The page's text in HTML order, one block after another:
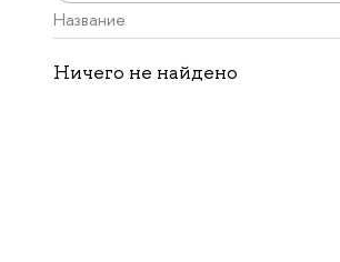
Название
Ничего не найдено